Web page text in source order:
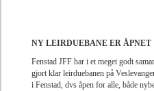
NY LEIRDUEBANE ER ÅPNET
Fenstad JFF har i et meget godt
gjort klar leirduebanen på
i Fenstad, dvs åpen for alle, både